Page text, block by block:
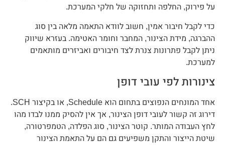
על פירוק, החלפה ותחזוקה של חלקי המערכת.
כדי לקבל חיבור אמין, חשוב לוודא התאמה מלאה בין סוג
ההברגה, מידת הצינור, המחבר וחומר האטימה. בעזרא שיווק
ניתן לקבל פתרונות צנרת לצד חיבורים ואביזרים מותאמים
למערכת.
צינורות לפי עובי דופן
אחד המונחים הנפוצים בתחום הוא Schedule, או בקיצור SCH.
דירוג זה קשור לעובי דופן הצינור, אך אין להסיק ממנו לבדו מהו
לחץ העבודה המותר. קוטר הצינור, סוג הפלדה, הטמפרטורה,
שיטת הייצור והתקן משפיעים גם הם על התאמת הצינור